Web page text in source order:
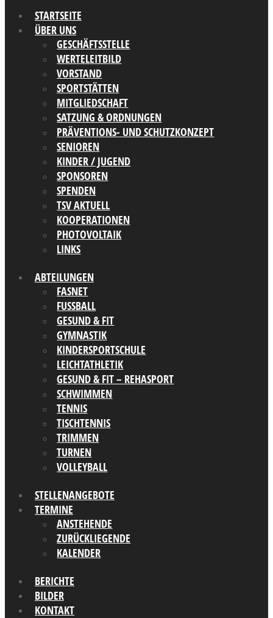
STARTSEITE
ÜBER UNS
GESCHÄFTSSTELLE
WERTELEITBILD
VORSTAND
SPORTSTÄTTEN
MITGLIEDSCHAFT
SATZUNG & ORDNUNGEN
PRÄVENTIONS- UND SCHUTZKONZEPT
SENIOREN
KINDER / JUGEND
SPONSOREN
SPENDEN
TSV AKTUELL
KOOPERATIONEN
PHOTOVOLTAIK
LINKS
ABTEILUNGEN
FASNET
FUSSBALL
GESUND & FIT
GYMNASTIK
KINDERSPORTSCHULE
LEICHTATHLETIK
GESUND & FIT – REHASPORT
SCHWIMMEN
TENNIS
TISCHTENNIS
TRIMMEN
TURNEN
VOLLEYBALL
STELLENANGEBOTE
TERMINE
ANSTEHENDE
ZURÜCKLIEGENDE
KALENDER
BERICHTE
BILDER
KONTAKT